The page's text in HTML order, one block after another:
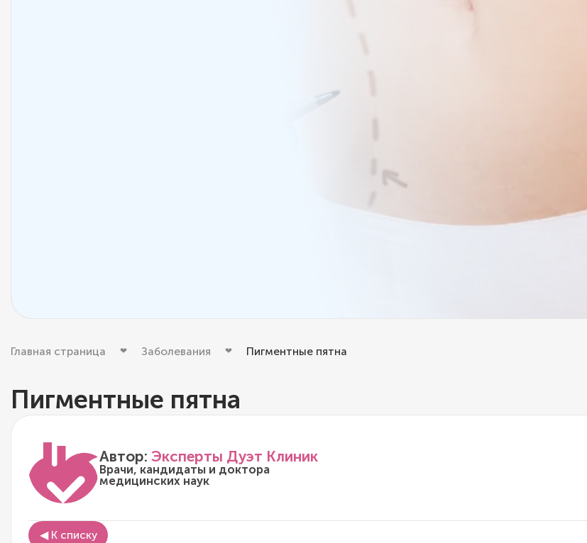
Главная страница Заболевания Пигментные пятна
Пигментные пятна
Автор: Эксперты Дуэт Клиник
Врачи, кандидаты и доктора
медицинских наук
◀ К списку